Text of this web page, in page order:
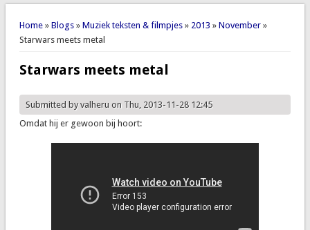
You are here
Home» Blogs» Muziek teksten & filmpjes» 2013 » November»
Starwars meets metal
Starwars meets metal
Submitted byvalheruon Thu, 2013-11-28 12:45
Omdat hij er gewoon bij hoort: